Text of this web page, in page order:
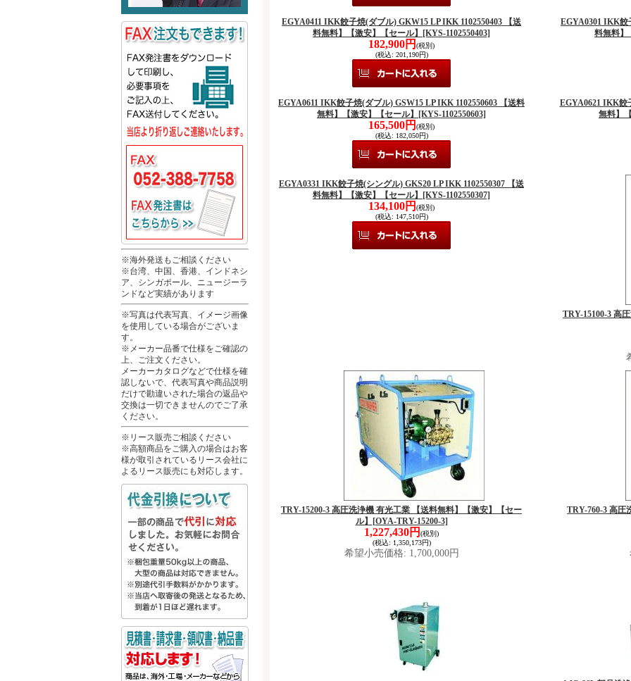
※海外発送もご相談ください
※台湾、中国、香港、インドネシ
ア、シンガポール、ニュージーラ
ンドなど実績があります
※写真は代表写真、イメージ画像
を使用している場合がございま
す。
※メーカー品番で仕様をご確認の
上、ご注文ください。
メーカーカタログなどで仕様を確
認しないで、代表写真や商品説明
だけで勘違いされた場合の返品や
交換は一切できませんのでご了承
ください。
※リース販売ご相談ください
※高額商品をご購入の場合はお客
様が取引されているリース会社に
よるリース販売にも対応します。
EGYA0411 IKK餃子焼(ダブル) GKW15 LP IKK 1102550403 【送
料無料】【激安】【セール】
[KYS-1102550403]
182,900円 (税別)
(税込: 201,190円)
EGYA0301 IKK餃
料無料】
EGYA0611 IKK餃子焼(ダブル) GSW15 LP IKK 1102550603 【送料
無料】【激安】【セール】
[KYS-1102550603]
165,500円 (税別)
(税込: 182,050円)
EGYA0621 IKK餃
無料】
EGYA0331 IKK餃子焼(シングル) GKS20 LP IKK 1102550307 【送
料無料】【激安】【セール】
[KYS-1102550307]
134,100円 (税別)
(税込: 147,510円)
TRY-15100-3 高
TRY-15200-3 高圧洗浄機 有光工業 【送料無料】【激安】【セー
ル】
[OYA-TRY-15200-3]
1,227,430円 (税別)
(税込: 1,350,173円)
希望小売価格: 1,700,000円
TRY-760-3 高圧